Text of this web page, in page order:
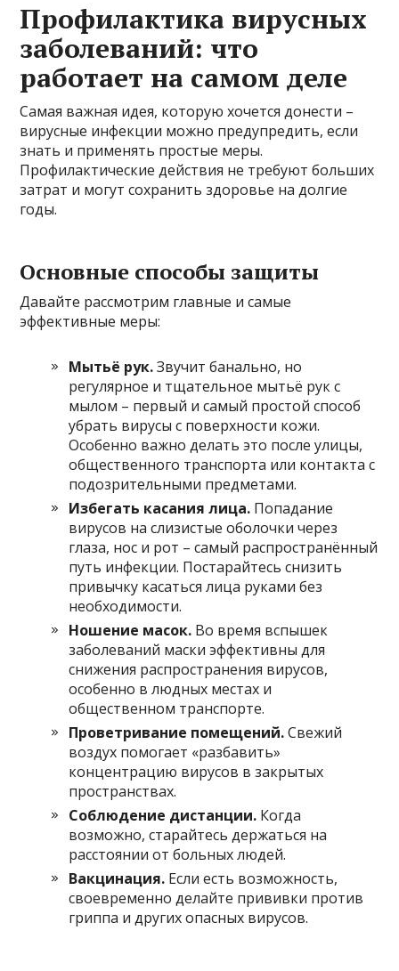
Профилактика вирусных
заболеваний: что
работает на самом деле
Самая важная идея, которую хочется донести –
вирусные инфекции можно предупредить, если
знать и применять простые меры.
Профилактические действия не требуют больших
затрат и могут сохранить здоровье на долгие
годы.
Основные способы защиты
Давайте рассмотрим главные и самые
эффективные меры:
Мытьё рук.Звучит банально, но
регулярное и тщательное мытьё рук с
мылом – первый и самый простой способ
убрать вирусы с поверхности кожи.
Особенно важно делать это после улицы,
общественного транспорта или контакта с
подозрительными предметами.
Избегать касания лица. Попадание
вирусов на слизистые оболочки через
глаза, нос и рот – самый распространённый
путь инфекции. Постарайтесь снизить
привычку касаться лица руками без
необходимости.
Ношение масок. Во время вспышек
заболеваний маски эффективны для
снижения распространения вирусов,
особенно в людных местах и
общественном транспорте.
Проветривание помещений.Свежий
воздух помогает «разбавить»
концентрацию вирусов в закрытых
пространствах.
Соблюдение дистанции. Когда
возможно, старайтесь держаться на
расстоянии от больных людей.
Вакцинация. Если есть возможность,
своевременно делайте прививки против
гриппа и других опасных вирусов.